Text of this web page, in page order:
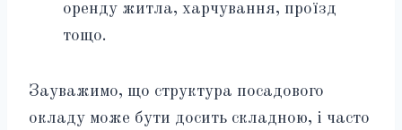
оренду житла, харчування, проїзд
тощо.
Зауважимо, що структура посадового
окладу може бути досить складною, і часто